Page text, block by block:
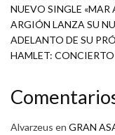
NUEVO SINGLE «MAR
ARGIÓN LANZA SU
ADELANTO DE SU
HAMLET:
Alvarzeus en GRAN